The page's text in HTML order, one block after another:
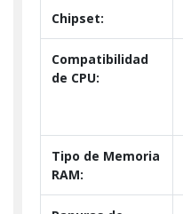
Chipset:
Compatibilidad
de CPU:
Tipo de Memoria
RAM: